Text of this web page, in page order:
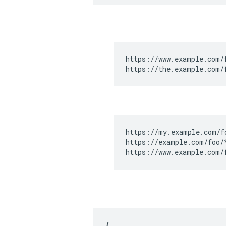
https://
https://
https://my.example.com/
https://example.com/foo/
https://www.example.com/